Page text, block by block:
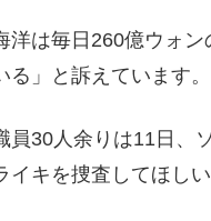
洋は毎日260億ウォ
」と訴えています。
員30人余りは11日、
イキを捜査してほし